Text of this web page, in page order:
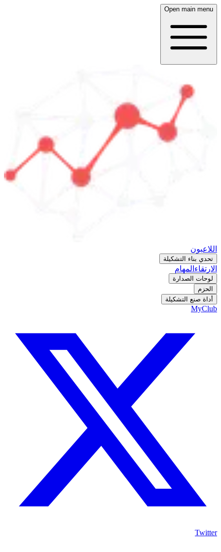
Open main menu
اللاعبون
تحدي بناء التشكيلة
الارتقاء المهام
لوحات الصدارة
الحزم
أداة صنع التشكيلة
MyClub
Twitter